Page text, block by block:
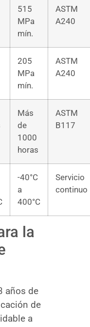
515
MPa
mín.
ASTM
A240
205
MPa
mín.
ASTM
A240
Más
de
1000
horas
ASTM
B117
-40°C
a
400°C
Servicio
continuo
la
años de
de
a